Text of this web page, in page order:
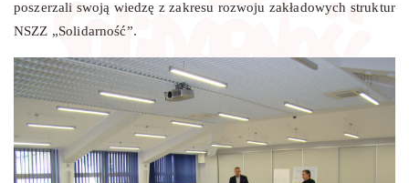
poszerzali swoją wiedzę z zakresu rozwoju zakładowych struktur
NSZZ „Solidarność”.